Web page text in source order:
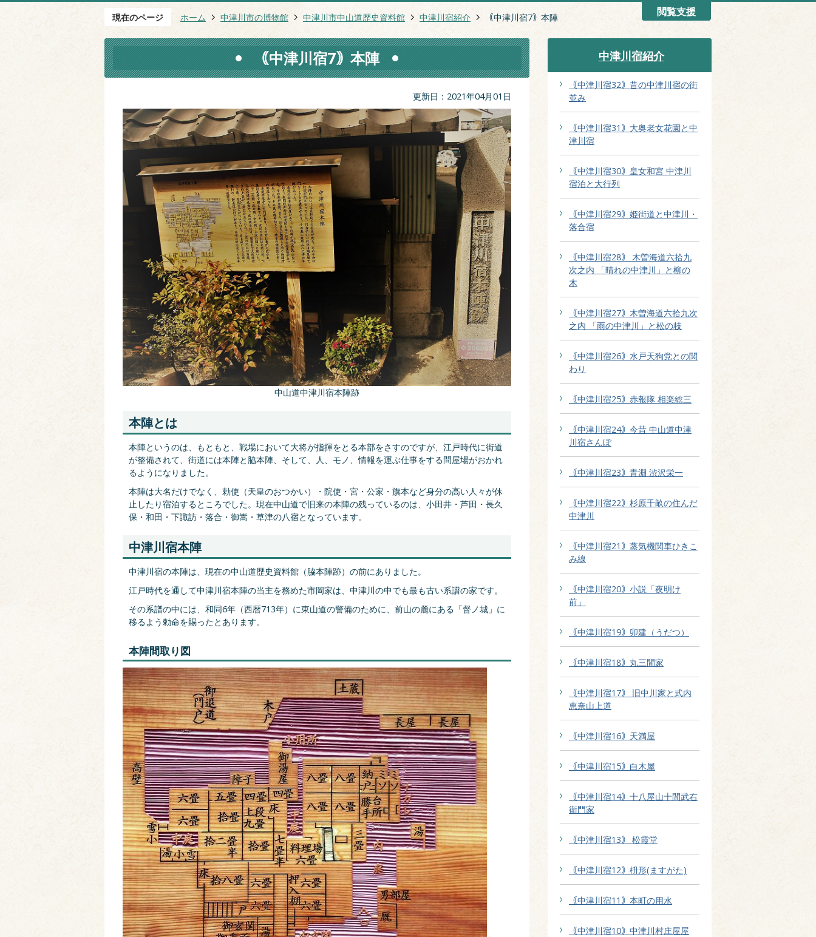
閲覧支援
現在のページ ホーム 中津川市の博物館 中津川市中山道歴史資料館 中津川宿紹介 ｟中津川宿7｠本陣
｟中津川宿7｠本陣
更新日：2021年04月01日
中山道中津川宿本陣跡
本陣とは
本陣というのは、もともと、戦場において大将が指揮をとる本部をさすのですが、江戸時代に街道
が整備されて、街道には本陣と脇本陣、そして、人、モノ、情報を運ぶ仕事をする問屋場がおかれ
るようになりました。
本陣は大名だけでなく、勅使（天皇のおつかい）・院使・宮・公家・旗本など身分の高い人々が休
止したり宿泊するところでした。現在中山道で旧来の本陣の残っているのは、小田井・芦田・長久
保・和田・下諏訪・落合・御嵩・草津の八宿となっています。
中津川宿本陣
中津川宿の本陣は、現在の中山道歴史資料館（脇本陣跡）の前にありました。
江戸時代を通して中津川宿本陣の当主を務めた市岡家は、中津川の中でも最も古い系譜の家です。
その系譜の中には、和同6年（西暦713年）に東山道の警備のために、前山の麓にある「督ノ城」に
移るよう勅命を賜ったとあります。
本陣間取り図
中津川宿紹介
｟中津川宿32｠昔の中津川宿の街
並み
｟中津川宿31｠大奥老女花園と中
津川宿
｟中津川宿30｠皇女和宮 中津川
宿泊と大行列
｟中津川宿29｠姫街道と中津川・
落合宿
｟中津川宿28｠ 木曽海道六拾九
次之内 「晴れの中津川」と柳の
木
｟中津川宿27｠木曽海道六拾九次
之内 「雨の中津川」と松の枝
｟中津川宿26｠水戸天狗党との関
わり
｟中津川宿25｠赤報隊 相楽総三
｟中津川宿24｠今昔 中山道中津
川宿さんぽ
｟中津川宿23｠青淵 渋沢栄一
｟中津川宿22｠杉原千畝の住んだ
中津川
｟中津川宿21｠蒸気機関車ひきこ
み線
｟中津川宿20｠小説「夜明け
前」
｟中津川宿19｠卯建（うだつ）
｟中津川宿18｠丸三間家
｟中津川宿17｠ 旧中川家と式内
恵奈山上道
｟中津川宿16｠天満屋
｟中津川宿15｠白木屋
｟中津川宿14｠十八屋山十間武右
衛門家
｟中津川宿13｠ 松霞堂
｟中津川宿12｠枡形(ますがた)
｟中津川宿11｠本町の用水
｟中津川宿10｠中津川村庄屋屋